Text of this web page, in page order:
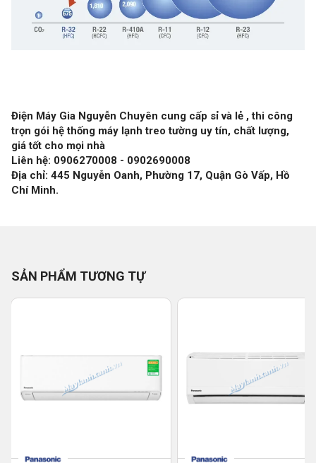
Điện Máy Gia Nguyễn Chuyên cung cấp sỉ và lẻ , thi công
trọn gói hệ thống máy lạnh treo tường uy tín, chất lượng,
giá tốt cho mọi nhà
Liên hệ: 0906270008 - 0902690008
Địa chỉ: 445 Nguyễn Oanh, Phường 17, Quận Gò Vấp, Hồ
Chí Minh.
SẢN PHẨM TƯƠNG TỰ